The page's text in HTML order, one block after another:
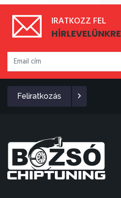
IRATKOZZ FEL
HÍRLEVELÜNKRE
Feliratkozás